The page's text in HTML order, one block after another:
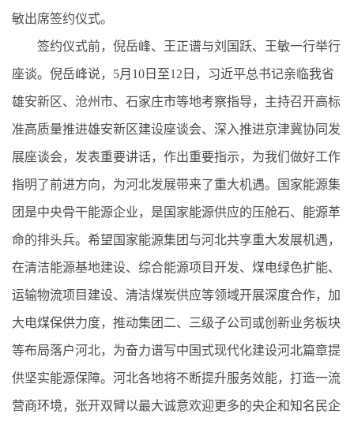
敏出席签约仪式。
签约仪式前，倪岳峰、王正谱与刘国跃、王敏一行举行
座谈。倪岳峰说，5月10日至12日，习近平总书记亲临我省
雄安新区、沧州市、石家庄市等地考察指导，主持召开高标
准高质量推进雄安新区建设座谈会、深入推进京津冀协同发
展座谈会，发表重要讲话，作出重要指示，为我们做好工作
指明了前进方向，为河北发展带来了重大机遇。国家能源集
团是中央骨干能源企业，是国家能源供应的压舱石、能源革
命的排头兵。希望国家能源集团与河北共享重大发展机遇，
在清洁能源基地建设、综合能源项目开发、煤电绿色扩能、
运输物流项目建设、清洁煤炭供应等领域开展深度合作，加
大电煤保供力度，推动集团二、三级子公司或创新业务板块
等布局落户河北，为奋力谱写中国式现代化建设河北篇章提
供坚实能源保障。河北各地将不断提升服务效能，打造一流
营商环境，张开双臂以最大诚意欢迎更多的央企和知名民企